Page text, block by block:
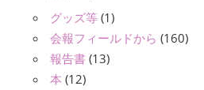
グッズ等 (1)
会報フィールドから (160)
報告書 (13)
本 (12)